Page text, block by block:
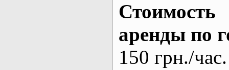
Стоимость
аренды по
150 грн./час.